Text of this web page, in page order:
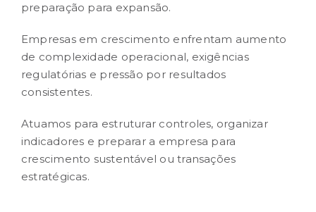
preparação para expansão.
Empresas em crescimento enfrentam aumento
de complexidade operacional, exigências
regulatórias e pressão por resultados
consistentes.
Atuamos para estruturar controles, organizar
indicadores e preparar a empresa para
crescimento sustentável ou transações
estratégicas.